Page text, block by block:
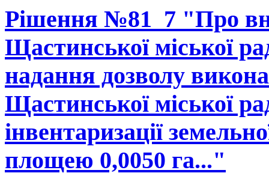
Рішення №81_7 "Про
Щастинської міської
надання дозволу
Щастинської міської
інвентаризації
площею 0,0050 га..."